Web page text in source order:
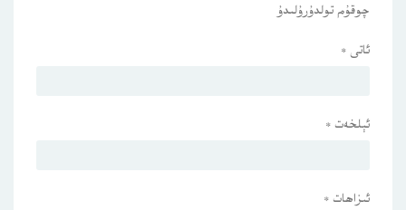
چوقۇم تولدۇرۇلىدۇ
ئاتى *
ئېلخەت *
ئىزاھات *